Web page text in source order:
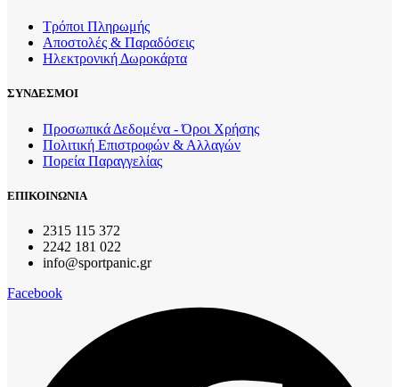
Τρόποι Πληρωμής
Αποστολές & Παραδόσεις
Ηλεκτρονική Δωροκάρτα
ΣΥΝΔΕΣΜΟΙ
Προσωπικά Δεδομένα - Όροι Χρήσης
Πολιτική Επιστροφών & Αλλαγών
Πορεία Παραγγελίας
ΕΠΙΚΟΙΝΩΝΙΑ
2315 115 372
2242 181 022
info@sportpanic.gr
Facebook